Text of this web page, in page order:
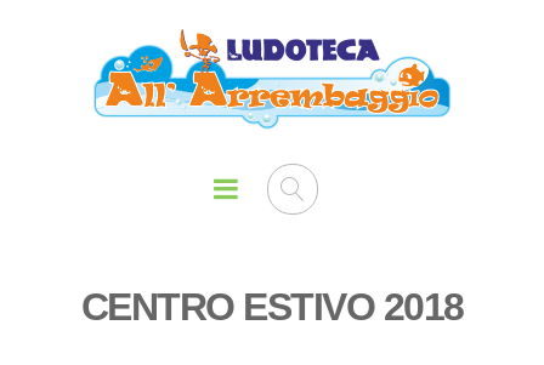
CENTRO ESTIVO 2018